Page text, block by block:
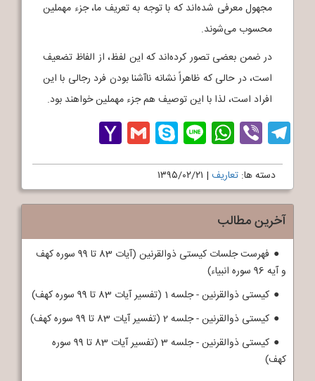
مجهول معرفی شده‌اند که با توجه به تعریف ما، جزء مهملین
محسوب می‌شوند.
در ضمن بعضی تصور کرده‌اند که این لفظ، از الفاظ تضعیف
است، در حالی که ظاهراً نشانه ناآشنا بودن فرد رجالی با این
افراد است، لذا با این توصیف هم جزء مهملین خواهند بود.
Telegram
Viber
WhatsApp
Line
Skype
Gmail
Mail
دسته ها: تعاریف | ۱۳۹۵/۰۲/۲۱
آخرین مطالب
فهرست جلسات کیستی ذوالقرنین (آیات 83 تا 99 سوره کهف
و آیه 96 سوره انبیاء)
کیستی ذوالقرنین - جلسه 1 (تفسیر آیات 83 تا 99 سوره کهف)
کیستی ذوالقرنین - جلسه 2 (تفسیر آیات 83 تا 99 سوره کهف)
کیستی ذوالقرنین - جلسه 3 (تفسیر آیات 83 تا 99 سوره
کهف)